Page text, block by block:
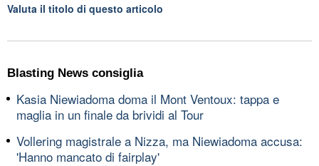
Valuta il titolo di questo articolo
Blasting News consiglia
Kasia Niewiadoma doma il Mont Ventoux: tappa e
maglia in un finale da brividi al Tour
Vollering magistrale a Nizza, ma Niewiadoma accusa:
'Hanno mancato di fairplay'